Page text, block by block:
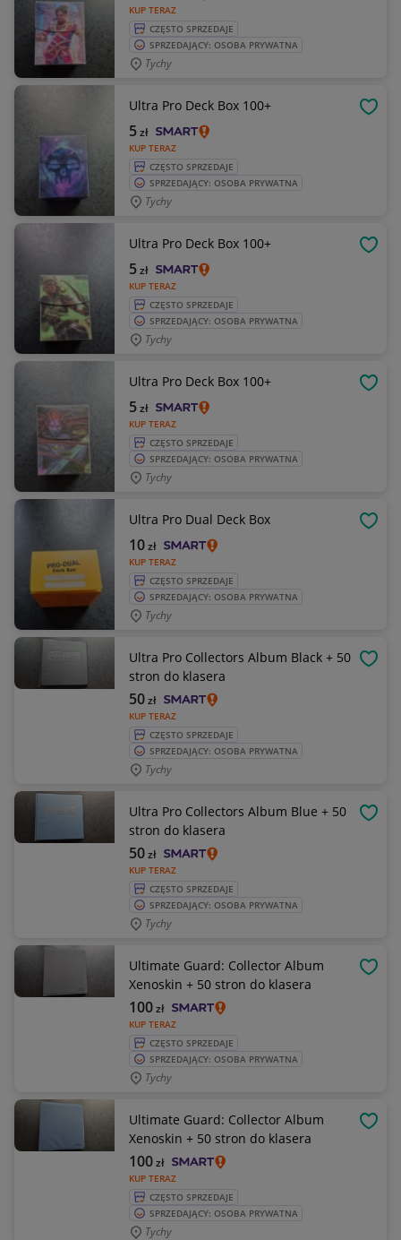
KUP TERAZ
CZĘSTO SPRZEDAJE
SPRZEDAJĄCY: OSOBA PRYWATNA
Tychy
Ultra Pro Deck Box 100+
KUP TERAZ
5zł
CZĘSTO SPRZEDAJE
SPRZEDAJĄCY: OSOBA PRYWATNA
Tychy
Ultra Pro Deck Box 100+
KUP TERAZ
5zł
CZĘSTO SPRZEDAJE
SPRZEDAJĄCY: OSOBA PRYWATNA
Tychy
Ultra Pro Deck Box 100+
KUP TERAZ
5zł
CZĘSTO SPRZEDAJE
SPRZEDAJĄCY: OSOBA PRYWATNA
Tychy
Ultra Pro Dual Deck Box
KUP TERAZ
10zł
CZĘSTO SPRZEDAJE
SPRZEDAJĄCY: OSOBA PRYWATNA
Tychy
Ultra Pro Collectors Album Black + 50
stron do klasera
KUP TERAZ
50zł
CZĘSTO SPRZEDAJE
SPRZEDAJĄCY: OSOBA PRYWATNA
Tychy
Ultra Pro Collectors Album Blue + 50
stron do klasera
KUP TERAZ
50zł
CZĘSTO SPRZEDAJE
SPRZEDAJĄCY: OSOBA PRYWATNA
Tychy
Ultimate Guard: Collector Album
Xenoskin + 50 stron do klasera
KUP TERAZ
100zł
CZĘSTO SPRZEDAJE
SPRZEDAJĄCY: OSOBA PRYWATNA
Tychy
Ultimate Guard: Collector Album
Xenoskin + 50 stron do klasera
KUP TERAZ
100zł
CZĘSTO SPRZEDAJE
SPRZEDAJĄCY: OSOBA PRYWATNA
Tychy